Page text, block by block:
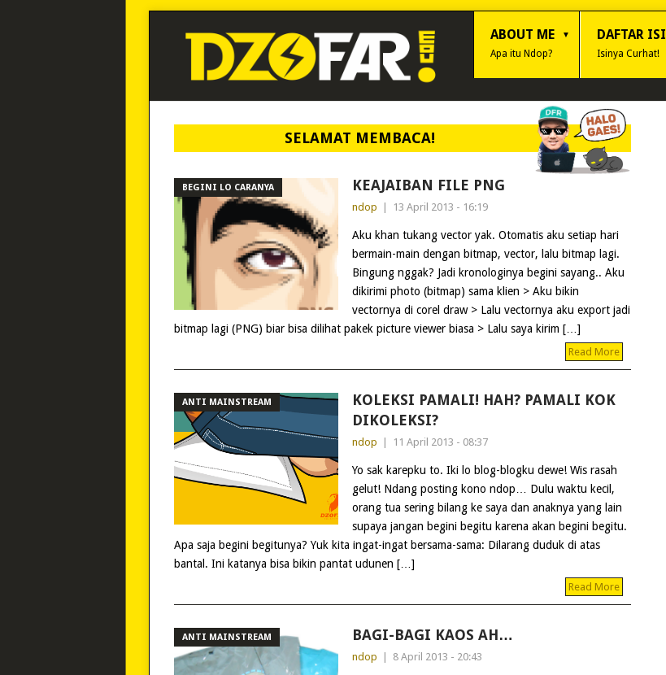
ABOUT ME
Apa itu Ndop?
DAFTAR ISI
Isinya Curhat!
SELAMAT MEMBACA!
BEGINI LO CARANYA KEAJAIBAN FILE PNG
ndop 13 April 2013 - 16:19
Aku khan tukang vector yak. Otomatis aku setiap hari
bermain-main dengan bitmap, vector, lalu bitmap lagi.
Bingung nggak? Jadi kronologinya begini sayang.. Aku
dikirimi photo (bitmap) sama klien > Aku bikin
vectornya di corel draw > Lalu vectornya aku export jadi
bitmap lagi (PNG) biar bisa dilihat pakek picture viewer biasa > Lalu saya kirim […]
Read More
ANTI MAINSTREAM
KOLEKSI PAMALI! HAH? PAMALI KOK
DIKOLEKSI?
ndop 11 April 2013 - 08:37
Yo sak karepku to. Iki lo blog-blogku dewe! Wis rasah
gelut! Ndang posting kono ndop… Dulu waktu kecil,
orang tua sering bilang ke saya dan anaknya yang lain
supaya jangan begini begitu karena akan begini begitu.
Apa saja begini begitunya? Yuk kita ingat-ingat bersama-sama: Dilarang duduk di atas
bantal. Ini katanya bisa bikin pantat udunen […]
Read More
ANTI MAINSTREAM BAGI-BAGI KAOS AH…
ndop 8 April 2013 - 20:43